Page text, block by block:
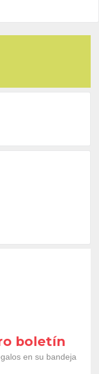
boletín
en su bandeja